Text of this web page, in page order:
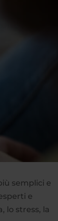
semplici e
e
lo stress, la